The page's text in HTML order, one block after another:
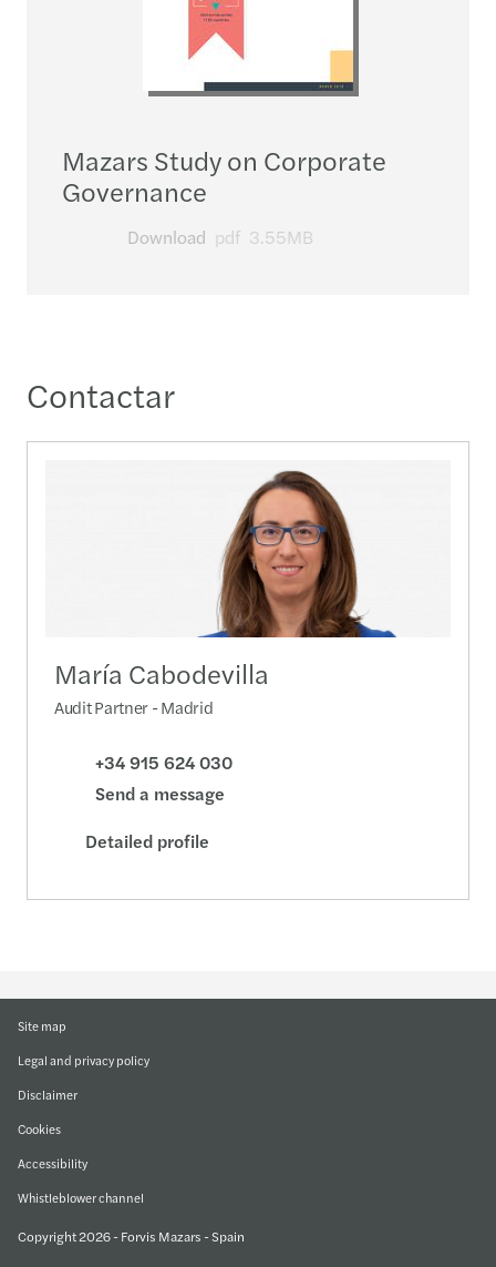
Mazars Study on Corporate
Governance
Download pdf 3.55MB
Contactar
María Cabodevilla
Audit Partner - Madrid
+34 915 624 030
Send a message
Detailed profile
Site map
Legal and privacy policy
Disclaimer
Cookies
Accessibility
Whistleblower channel
Copyright 2026 - Forvis Mazars - Spain